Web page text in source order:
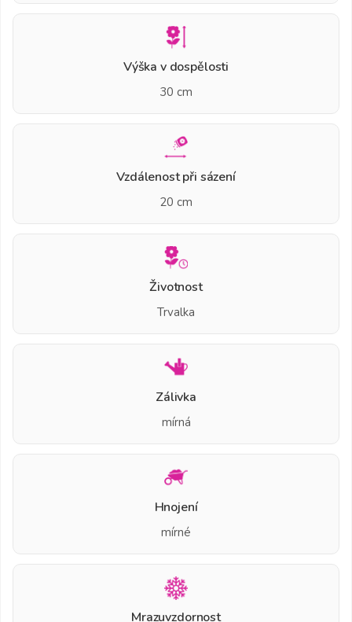
Výška v dospělosti
30 cm
Vzdálenost při sázení
20 cm
Životnost
Trvalka
Zálivka
mírná
Hnojení
mírné
Mrazuvzdornost